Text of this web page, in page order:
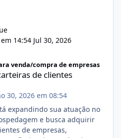
14:54 Jul 30, 2026
venda/compra de empresas
de clientes
30, 2026 em 08:54
expandindo sua atuação no
e busca adquirir
de empresas,